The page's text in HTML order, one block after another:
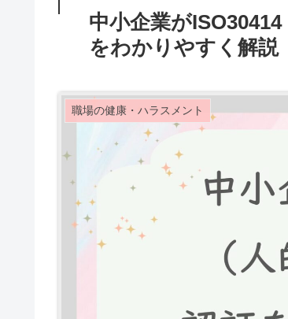
中小企業が
をわかりやすく解説
職場の健康・ハラスメント